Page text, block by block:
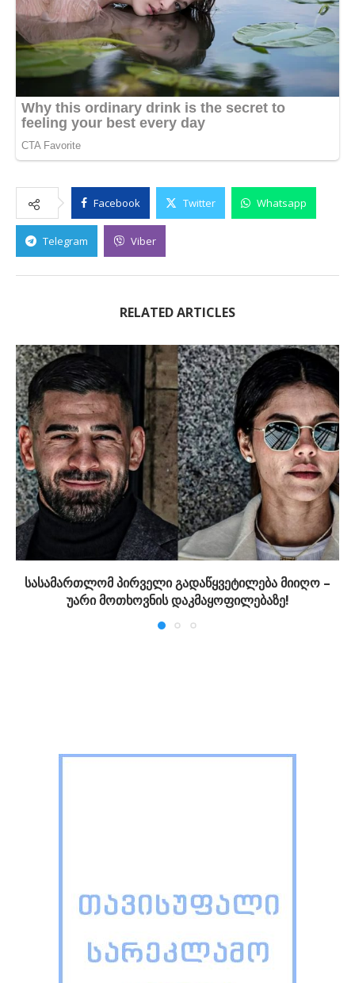
Facebook Twitter Whatsapp
Telegram Viber
RELATED ARTICLES
სასამართლომ პირველი გადაწყვეტილება მიიღო –
უარი მოთხოვნის დაკმაყოფილებაზე!